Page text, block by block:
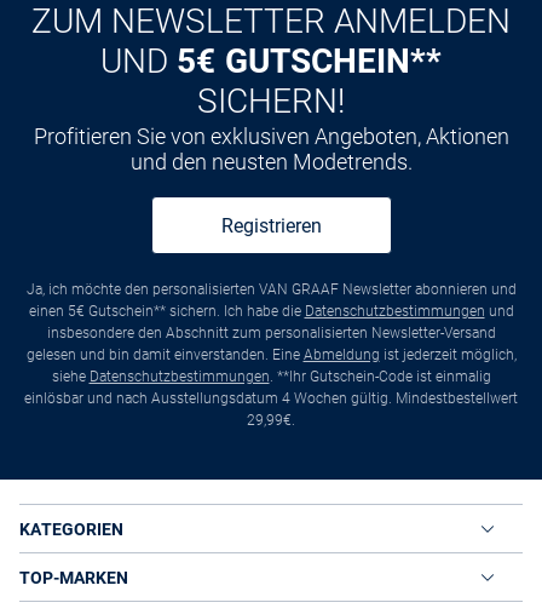
ZUM NEWSLETTER ANMELDEN
UND 5€ GUTSCHEIN**
SICHERN!
Profitieren Sie von exklusiven Angeboten, Aktionen
und den neusten Modetrends.
Registrieren
Ja, ich möchte den personalisierten VAN GRAAF Newsletter abonnieren und
einen 5€ Gutschein** sichern. Ich habe die Datenschutzbestimmungen und
insbesondere den Abschnitt zum personalisierten Newsletter-Versand
gelesen und bin damit einverstanden. Eine Abmeldung ist jederzeit möglich,
siehe Datenschutzbestimmungen. **Ihr Gutschein-Code ist einmalig
einlösbar und nach Ausstellungsdatum 4 Wochen gültig. Mindestbestellwert
29,99€.
KATEGORIEN
TOP-MARKEN